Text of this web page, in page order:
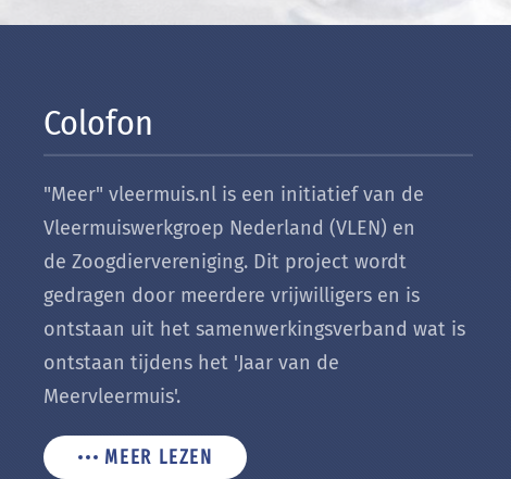
Colofon
"Meer" vleermuis.nl is een initiatief van de
Vleermuiswerkgroep Nederland (VLEN) en
de Zoogdiervereniging. Dit project wordt
gedragen door meerdere vrijwilligers en is
ontstaan uit het samenwerkingsverband wat is
ontstaan tijdens het 'Jaar van de
Meervleermuis'.
MEER LEZEN